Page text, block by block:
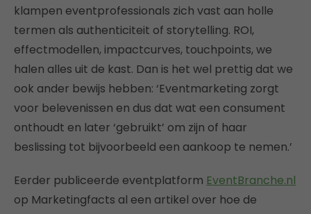
klampen eventprofessionals zich vast aan holle
termen als authenticiteit of storytelling. ROI,
effectmodellen, impactcurves, touchpoints, we
halen alles uit de kast. Dan is het wel prettig dat we
ook ander bewijs hebben: ‘Eventmarketing zorgt
voor belevenissen en dus dat wat een consument
onthoudt en later ‘gebruikt’ om zijn of haar
beslissing tot bijvoorbeeld een aankoop te nemen.’
Eerder publiceerde eventplatform EventBranche.nl
op Marketingfacts al een artikel over hoe de